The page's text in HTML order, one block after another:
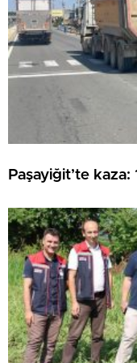
Paşayiğit’te kaza: